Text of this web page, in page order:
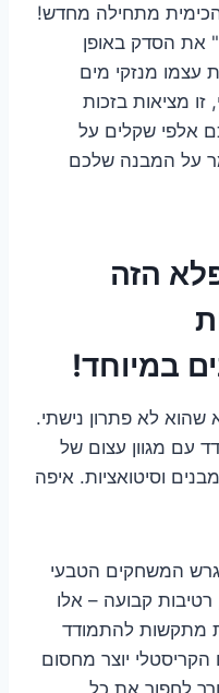
מתחילה מחדש!
את הסדק באופן
עצמו מנזקי מים
זו מציאות בזכות
אלפי שקלים על
על המבנה שלכם
הזה
במיוחד!
שהוא לא פתרון נישתי.
עם מגוון עצום של
וסיטואציות. איפה
המשחקים הטבעי
קבועה – אלו
מתקשות להתמודד
יוצר מחסום
לחפור את כל